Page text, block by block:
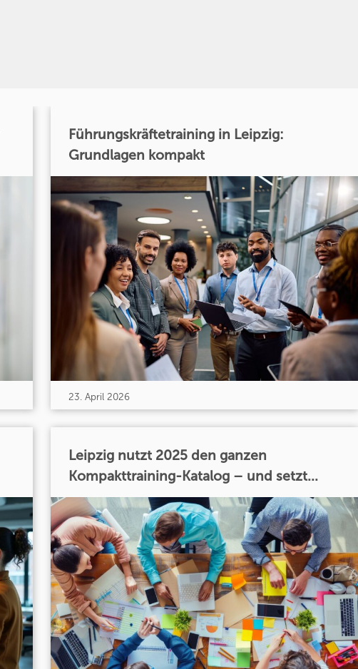
Führungskräftetraining in Leipzig:
Grundlagen kompakt
23. April 2026
Leipzig nutzt 2025 den ganzen
Kompakttraining-Katalog – und setzt...